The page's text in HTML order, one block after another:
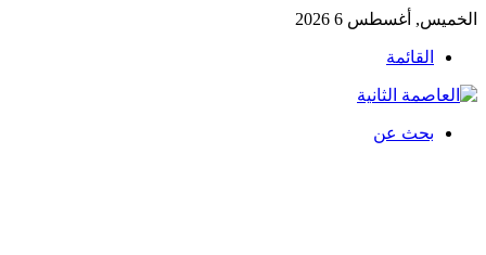
الخميس, أغسطس 6 2026
القائمة
بحث عن